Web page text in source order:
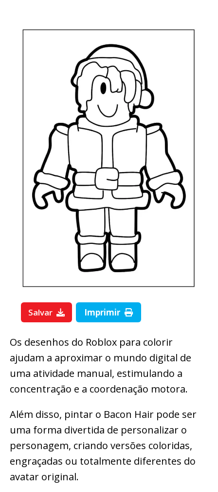
Salvar Imprimir
Os desenhos do Roblox para colorir
ajudam a aproximar o mundo digital de
uma atividade manual, estimulando a
concentração e a coordenação motora.
Além disso, pintar o Bacon Hair pode ser
uma forma divertida de personalizar o
personagem, criando versões coloridas,
engraçadas ou totalmente diferentes do
avatar original.